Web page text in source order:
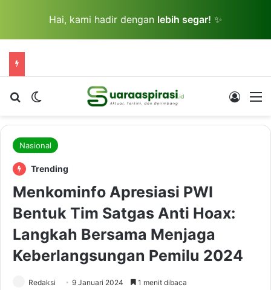
Hai, kami hadir dengan lebih segar! ✨
Cari berita...Switch skin Log In
Nasional
Trending
Menkominfo Apresiasi PWI
Bentuk Tim Satgas Anti Hoax:
Langkah Bersama Menjaga
Keberlangsungan Pemilu 2024
Redaksi 9 Januari 2024 1 menit dibaca